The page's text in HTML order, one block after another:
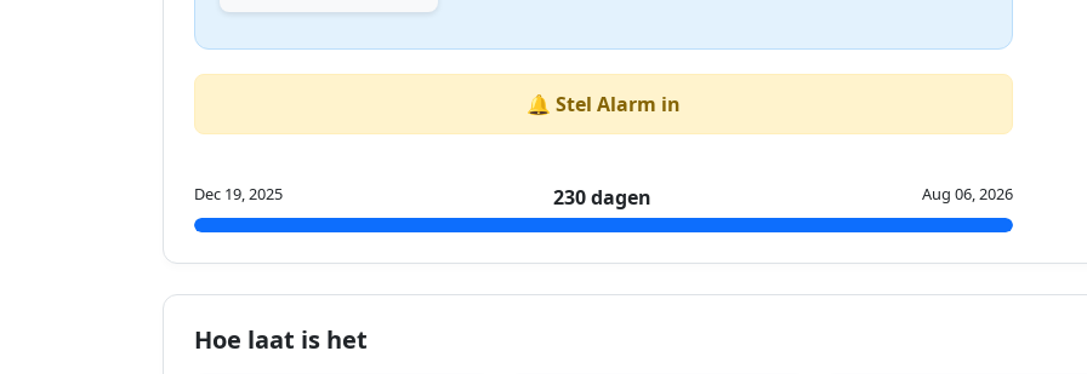
🔔 Stel Alarm in
Dec 19, 2025 230 dagen Aug 06, 2026
Hoe laat is het